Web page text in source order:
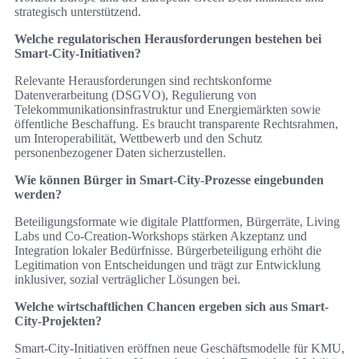
strategisch unterstützend.
Welche regulatorischen Herausforderungen bestehen bei
Smart-City-Initiativen?
Relevante Herausforderungen sind rechtskonforme
Datenverarbeitung (DSGVO), Regulierung von
Telekommunikationsinfrastruktur und Energiemärkten sowie
öffentliche Beschaffung. Es braucht transparente Rechtsrahmen,
um Interoperabilität, Wettbewerb und den Schutz
personenbezogener Daten sicherzustellen.
Wie können Bürger in Smart-City-Prozesse eingebunden
werden?
Beteiligungsformate wie digitale Plattformen, Bürgerräte, Living
Labs und Co‑Creation-Workshops stärken Akzeptanz und
Integration lokaler Bedürfnisse. Bürgerbeteiligung erhöht die
Legitimation von Entscheidungen und trägt zur Entwicklung
inklusiver, sozial verträglicher Lösungen bei.
Welche wirtschaftlichen Chancen ergeben sich aus Smart-
City-Projekten?
Smart-City-Initiativen eröffnen neue Geschäftsmodelle für KMU,